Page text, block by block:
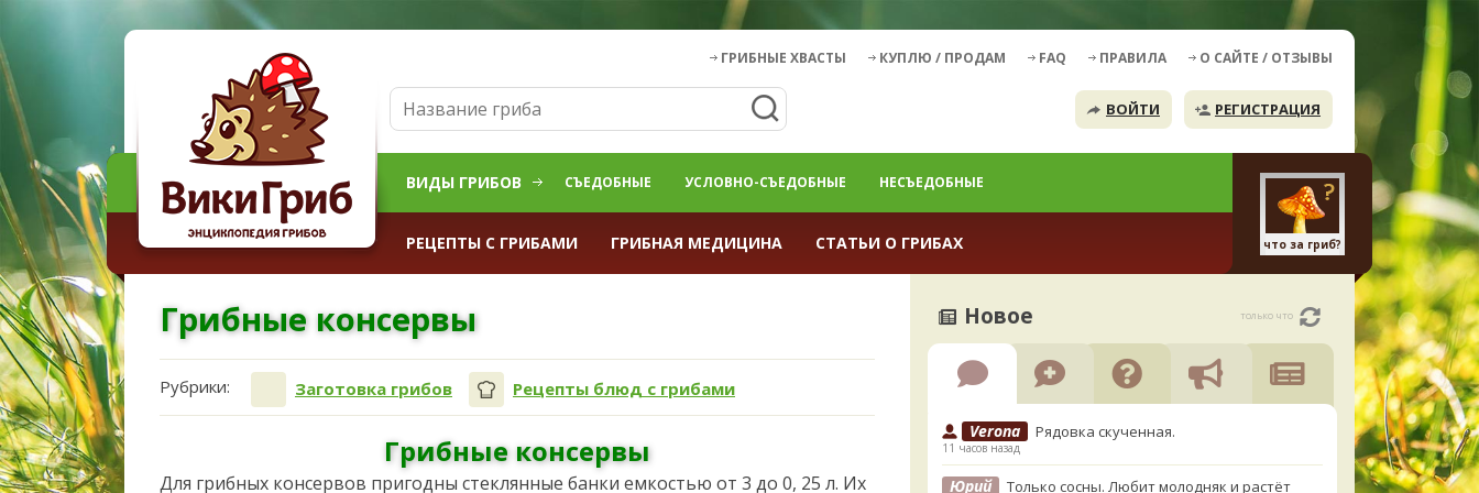
ГРИБНЫЕ ХВАСТЫ КУПЛЮ / ПРОДАМ FAQ ПРАВИЛА О САЙТЕ / ОТЗЫВЫ
ВОЙТИ РЕГИСТРАЦИЯ
ВИДЫ ГРИБОВ СЪЕДОБНЫЕ УСЛОВНО-СЪЕДОБНЫЕ НЕСЪЕДОБНЫЕ
РЕЦЕПТЫ С ГРИБАМИ ГРИБНАЯ МЕДИЦИНА СТАТЬИ О ГРИБАХ что за гриб?
Грибные консервы
Рубрики: Заготовка грибов Рецепты блюд с грибами
Грибные консервы
Для грибных консервов пригодны стеклянные банки емкостью от 3 до 0, 25 л. Их
Новое только что
Verona Рядовка скученная.
11 часов назад
Юрий
Только сосны. Любит молодняк и растёт